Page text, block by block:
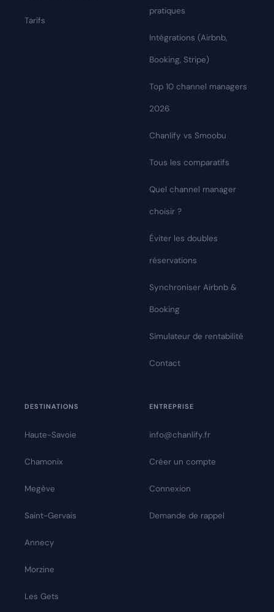
Tarifs
pratiques
Intégrations (Airbnb,
Booking, Stripe)
Top 10 channel managers
2026
Chanlify vs Smoobu
Tous les comparatifs
Quel channel manager
choisir ?
Éviter les doubles
réservations
Synchroniser Airbnb &
Booking
Simulateur de rentabilité
Contact
DESTINATIONS
Haute-Savoie
Chamonix
Megève
Saint-Gervais
Annecy
Morzine
Les Gets
ENTREPRISE
info@chanlify.fr
Créer un compte
Connexion
Demande de rappel